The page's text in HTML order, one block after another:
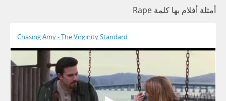
أمثلة أفلام بها كلمة Rape
Chasing Amy - The Virginity Standard